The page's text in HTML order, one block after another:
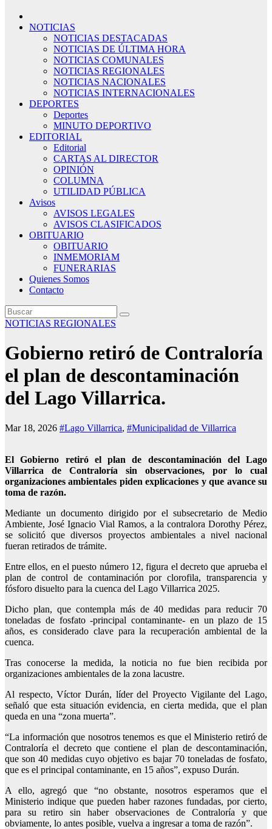
NOTICIAS
NOTICIAS DESTACADAS
NOTICIAS DE ÚLTIMA HORA
NOTICIAS COMUNALES
NOTICIAS REGIONALES
NOTICIAS NACIONALES
NOTICIAS INTERNACIONALES
DEPORTES
Deportes
MINUTO DEPORTIVO
EDITORIAL
Editorial
CARTAS AL DIRECTOR
OPINIÓN
COLUMNA
UTILIDAD PÚBLICA
Avisos
AVISOS LEGALES
AVISOS CLASIFICADOS
OBITUARIO
OBITUARIO
INMEMORIAM
FUNERARIAS
Quienes Somos
Contacto
NOTICIAS REGIONALES
Gobierno retiró de Contraloría
el plan de descontaminación
del Lago Villarrica.
Mar 18, 2026 #Lago Villarrica, #Municipalidad de Villarrica
El Gobierno retiró el plan de descontaminación del Lago
Villarrica de Contraloría sin observaciones, por lo cual
organizaciones ambientales piden explicaciones y que avance su
toma de razón.
Mediante un documento dirigido por el subsecretario de Medio
Ambiente, José Ignacio Vial Ramos, a la contralora Dorothy Pérez,
se solicitó que diversos proyectos ambientales a nivel nacional
fueran retirados de trámite.
Entre ellos, en el puesto número 12, figura el decreto que aprueba el
plan de control de contaminación por clorofila, transparencia y
fósforo disuelto para la cuenca del Lago Villarrica 2025.
Dicho plan, que contempla más de 40 medidas para reducir 70
toneladas de fosfato -principal contaminante- en un plazo de 15
años, es considerado clave para la recuperación ambiental de la
cuenca.
Tras conocerse la medida, la noticia no fue bien recibida por
organizaciones ambientales de la zona lacustre.
Al respecto, Víctor Durán, líder del Proyecto Vigilante del Lago,
señaló que esta situación evidencia, en cierta medida, que el plan
queda en una “zona muerta”.
“La información que nosotros tenemos es que el Ministerio retiró de
Contraloría el decreto que contiene el plan de descontaminación,
que son 40 medidas cuyo objetivo es bajar 70 toneladas de fosfato,
que es el principal contaminante, en 15 años”, expuso Durán.
A ello, agregó que “no obstante, nosotros esperamos que el
Ministerio indique que pueden haber razones fundadas, por cierto,
para su retiro sin haber observaciones de Contraloría y que
obviamente, lo antes posible, vuelva a ingresar a toma de razón”.